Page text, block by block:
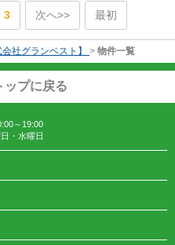
3 次へ>> 最初
社グランベスト】 > 物件一覧
ップに戻る
～19:00
・水曜日